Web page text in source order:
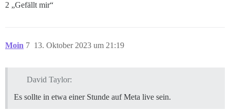
2 „Gefällt mir“
Moin 13. Oktober 2023 um 21:19
7
David Taylor:
Es sollte in etwa einer Stunde auf Meta live sein.